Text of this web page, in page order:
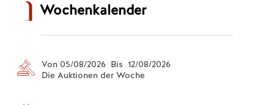
Wochenkalender
Von 05/08/2026 Bis 12/08/2026
Die Auktionen der Woche